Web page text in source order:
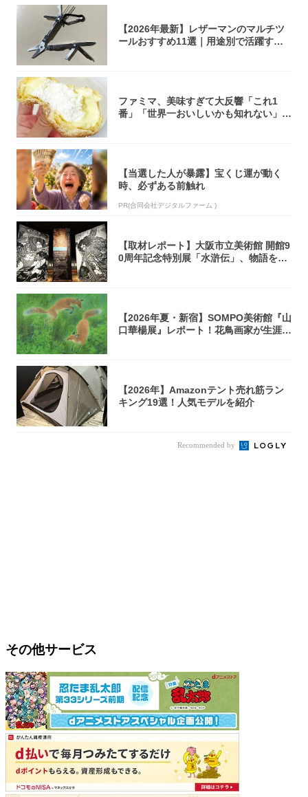
【2026年最新】レザーマンのマルチツ
ールおすすめ11選｜用途別で活躍する
ファミマ、美味すぎて大反響「これ1
番」「世界一おいしいかも知れない」
【当選した人が暴露】宝くじ運が動く
時、必ずある前触れ
PR(合同会社デジタルファーム )
【取材レポート】大阪市立美術館 開館9
0周年記念特別展「水滸伝」、物語を知
【2026年夏・新宿】SOMPO美術館『山
口華楊展』レポート！花鳥画家が生涯描
【2026年】Amazonテント売れ筋ラン
キング19選！人気モデルを紹介
Recommended by
その他サービス